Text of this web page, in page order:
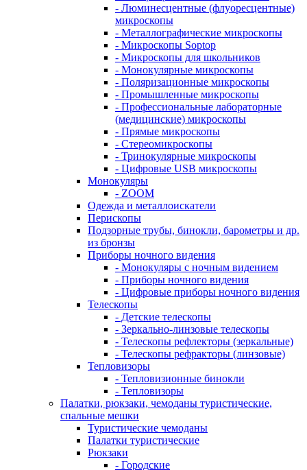
- Люминесцентные (флуоресцентные)
микроскопы
- Металлографические микроскопы
- Микроскопы Soptop
- Микроскопы для школьников
- Монокулярные микроскопы
- Поляризационные микроскопы
- Промышленные микроскопы
- Профессиональные лабораторные
(медицинские) микроскопы
- Прямые микроскопы
- Стереомикроскопы
- Тринокулярные микроскопы
- Цифровые USB микроскопы
Монокуляры
- ZOOM
Одежда и металлоискатели
Перископы
Подзорные трубы, бинокли, барометры и др.
из бронзы
Приборы ночного видения
- Монокуляры с ночным видением
- Приборы ночного видения
- Цифровые приборы ночного видения
Телескопы
- Детские телескопы
- Зеркально-линзовые телескопы
- Телескопы рефлекторы (зеркальные)
- Телескопы рефракторы (линзовые)
Тепловизоры
- Тепловизионные бинокли
- Тепловизоры
Палатки, рюкзаки, чемоданы туристические,
спальные мешки
Туристические чемоданы
Палатки туристические
Рюкзаки
- Городские